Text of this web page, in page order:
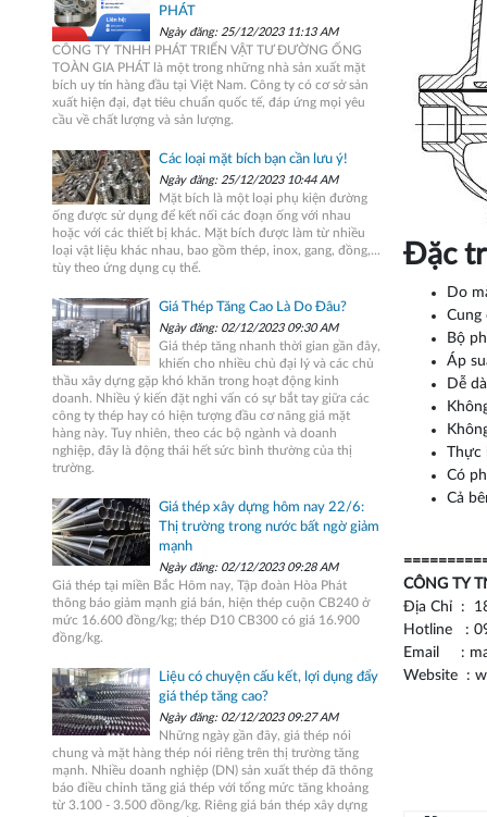
Đặc
Do
Cung
Bộ
Áp
Dễ
Thực
Có
Cả
CÔNG TY
Địa Chỉ :
Hotline :
Email :
Website :
PHÁT
Ngày đăng: 25/12/2023 11:13 AM
CÔNG TY TNHH PHÁT TRIỂN VẬT TƯ ĐƯỜNG ỐNG
TOÀN GIA PHÁT là một trong những nhà sản xuất mặt
bích uy tín hàng đầu tại Việt Nam. Công ty có cơ sở sản
xuất hiện đại, đạt tiêu chuẩn quốc tế, đáp ứng mọi yêu
cầu về chất lượng và sản lượng.
Các loại mặt bích bạn cần lưu ý!
Ngày đăng: 25/12/2023 10:44 AM
Mặt bích là một loại phụ kiện đường
ống được sử dụng để kết nối các đoạn ống với nhau
hoặc với các thiết bị khác. Mặt bích được làm từ nhiều
loại vật liệu khác nhau, bao gồm thép, inox, gang, đồng,...
tùy theo ứng dụng cụ thể.
Giá Thép Tăng Cao Là Do Đâu?
Ngày đăng: 02/12/2023 09:30 AM
Giá thép tăng nhanh thời gian gần đây,
khiến cho nhiều chủ đại lý và các chủ
thầu xây dựng gặp khó khăn trong hoạt động kinh
doanh. Nhiều ý kiến đặt nghi vấn có sự bắt tay giữa các
công ty thép hay có hiện tượng đầu cơ nâng giá mặt
hàng này. Tuy nhiên, theo các bộ ngành và doanh
nghiệp, đây là động thái hết sức bình thường của thị
trường.
Giá thép xây dựng hôm nay 22/6:
Thị trường trong nước bất ngờ giảm
mạnh
Ngày đăng: 02/12/2023 09:28 AM
Giá thép tại miền Bắc Hôm nay, Tập đoàn Hòa Phát
thông báo giảm mạnh giá bán, hiện thép cuộn CB240 ở
mức 16.600 đồng/kg; thép D10 CB300 có giá 16.900
đồng/kg.
Liệu có chuyện cấu kết, lợi dụng đẩy
giá thép tăng cao?
Ngày đăng: 02/12/2023 09:27 AM
Những ngày gần đây, giá thép nói
chung và mặt hàng thép nói riêng trên thị trường tăng
mạnh. Nhiều doanh nghiệp (DN) sản xuất thép đã thông
báo điều chỉnh tăng giá thép với tổng mức tăng khoảng
từ 3.100 - 3.500 đồng/kg. Riêng giá bán thép xây dựng